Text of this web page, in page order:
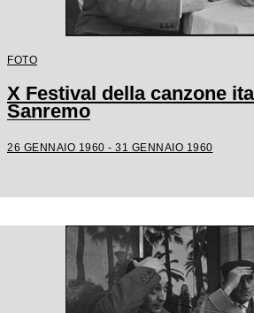
FOTO
X Festival della canzone
Sanremo
26 GENNAIO 1960 - 31 GENNAIO 1960